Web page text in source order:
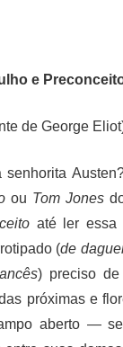
e
de George
ou Tom Jones
até ler essa
(de
) preciso de
próximas e
aberto —